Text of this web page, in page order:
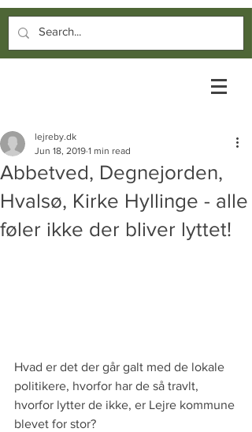
Abbetved, Degnejorden,
Hvalsø, Kirke Hyllinge - alle
føler ikke der bliver lyttet!
lejreby.dk
Jun 18, 2019 1 min read
Hvad er det der går galt med de lokale
politikere, hvorfor har de så travlt,
hvorfor lytter de ikke, er Lejre kommune
blevet for stor?